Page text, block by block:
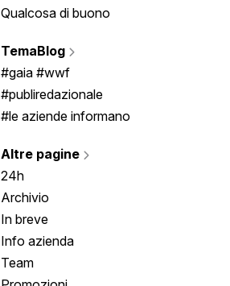
Qualcosa di buono
TemaBlog
#gaia #wwf
#publiredazionale
#le aziende informano
Altre pagine
24h
Archivio
In breve
Info azienda
Team